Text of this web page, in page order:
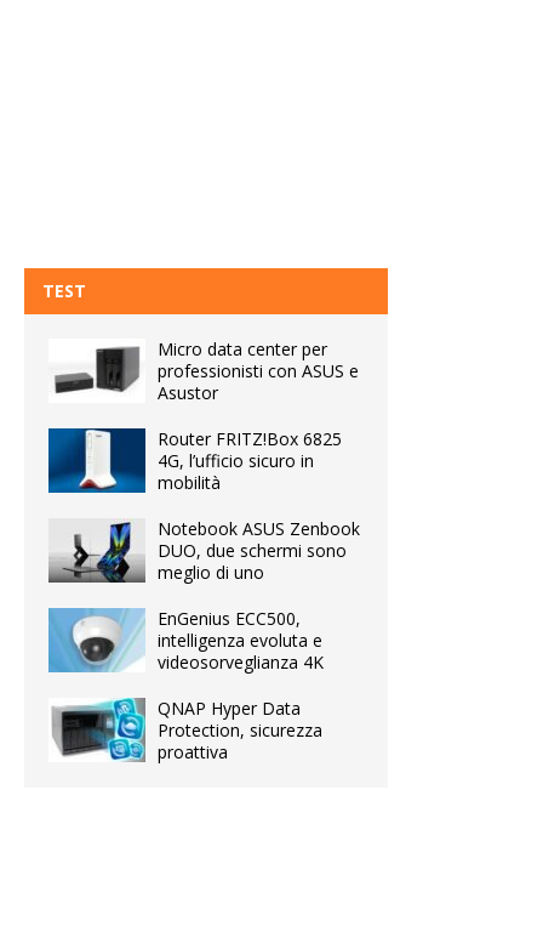
TEST
Micro data center per
professionisti con ASUS e
Asustor
Router FRITZ!Box 6825
4G, l’ufficio sicuro in
mobilità
Notebook ASUS Zenbook
DUO, due schermi sono
meglio di uno
EnGenius ECC500,
intelligenza evoluta e
videosorveglianza 4K
QNAP Hyper Data
Protection, sicurezza
proattiva